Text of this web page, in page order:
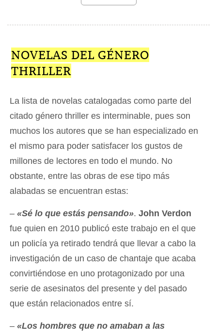
NOVELAS DEL GÉNERO
THRILLER
La lista de novelas catalogadas como parte del
citado género thriller es interminable, pues son
muchos los autores que se han especializado en
el mismo para poder satisfacer los gustos de
millones de lectores en todo el mundo. No
obstante, entre las obras de ese tipo más
alabadas se encuentran estas:
– «Sé lo que estás pensando». John Verdon
fue quien en 2010 publicó este trabajo en el que
un policía ya retirado tendrá que llevar a cabo la
investigación de un caso de chantaje que acaba
convirtiéndose en uno protagonizado por una
serie de asesinatos del presente y del pasado
que están relacionados entre sí.
– «Los hombres que no amaban a las